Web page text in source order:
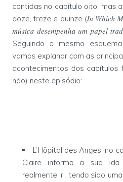
contidas no capítulo oito, mas
doze, treze e quinze (In Which
música desempenha um papel-
Seguindo o mesmo
vamos explanar com as
acontecimentos dos capítulos
não) neste episódio:
L’Hôpital des Anges: no
Claire informa a sua
realmente ir , tendo sido